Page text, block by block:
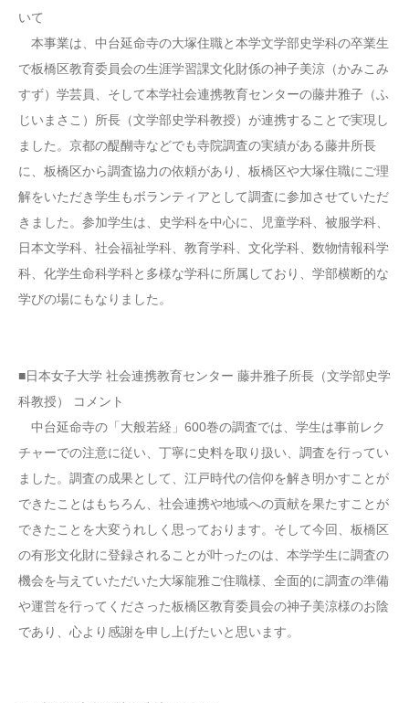
いて
本事業は、中台延命寺の大塚住職と本学文学部史学科の卒業生
で板橋区教育委員会の生涯学習課文化財係の神子美涼（かみこみ
すず）学芸員、そして本学社会連携教育センターの藤井雅子（ふ
じいまさこ）所長（文学部史学科教授）が連携することで実現し
ました。京都の醍醐寺などでも寺院調査の実績がある藤井所長
に、板橋区から調査協力の依頼があり、板橋区や大塚住職にご理
解をいただき学生もボランティアとして調査に参加させていただ
きました。参加学生は、史学科を中心に、児童学科、被服学科、
日本文学科、社会福祉学科、教育学科、文化学科、数物情報科学
科、化学生命科学科と多様な学科に所属しており、学部横断的な
学びの場にもなりました。
■日本女子大学 社会連携教育センター 藤井雅子所長（文学部史学
科教授） コメント
中台延命寺の「大般若経」600巻の調査では、学生は事前レク
チャーでの注意に従い、丁寧に史料を取り扱い、調査を行ってい
ました。調査の成果として、江戸時代の信仰を解き明かすことが
できたことはもちろん、社会連携や地域への貢献を果たすことが
できたことを大変うれしく思っております。そして今回、板橋区
の有形文化財に登録されることが叶ったのは、本学学生に調査の
機会を与えていただいた大塚龍雅ご住職様、全面的に調査の準備
や運営を行ってくださった板橋区教育委員会の神子美涼様のお陰
であり、心より感謝を申し上げたいと思います。